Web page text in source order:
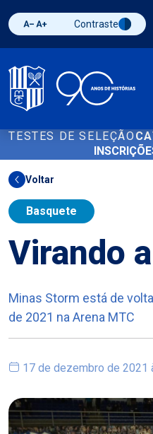
Diminuir fonte
Aumentar fonte
Alternar
Contraste
TESTES DE SELEÇÃO
Voltar
Basquete
Virando
Minas Storm está de
de 2021 na Arena MTC
17 de dezembro de 2021